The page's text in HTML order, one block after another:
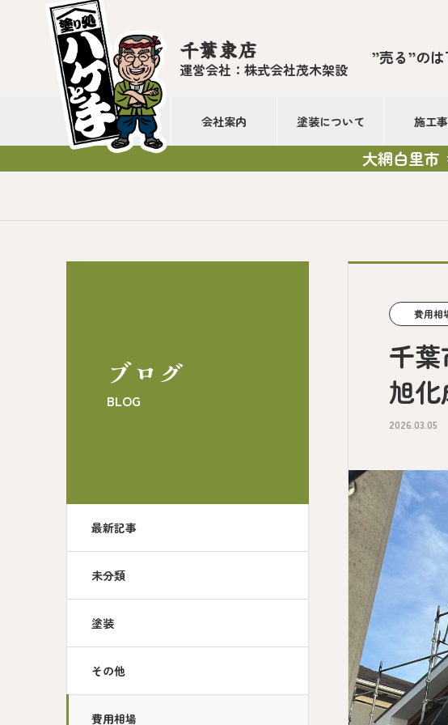
千葉東店
運営会社：株式会社茂木架設
”売る”の
会社案内 塗装について 施工
大網白里市
ブログ
BLOG
最新記事
未分類
塗装
その他
費用相場
費用相
千
旭
2026.03.05